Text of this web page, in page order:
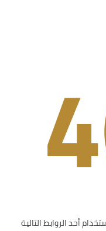
أحد الروابط التالية